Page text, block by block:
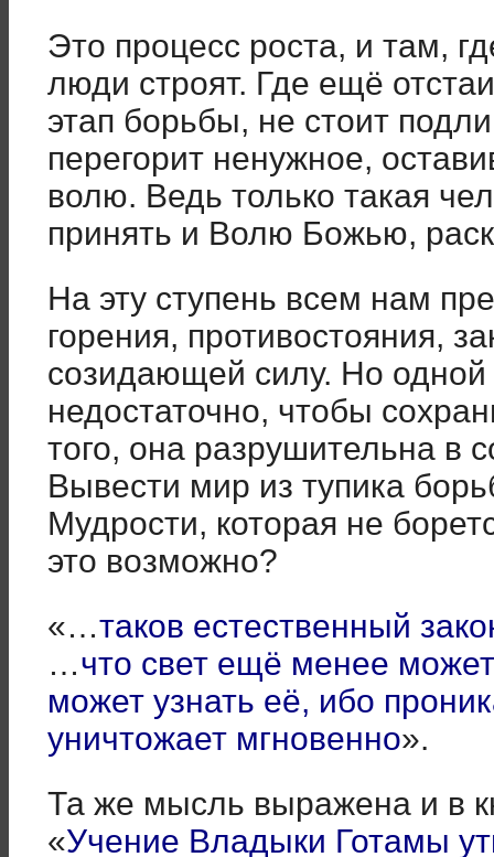
Это процесс роста, и там,
люди строят. Где ещё
этап борьбы, не стоит
перегорит ненужное,
волю. Ведь только такая
принять и Волю Божью,
На эту ступень всем нам
горения, противостояния,
созидающей силу. Но одной
недостаточно, чтобы
того, она разрушительна в
Вывести мир из тупика
Мудрости, которая не
это возможно?
«…таков естественный
…что свет ещё менее
может узнать её, ибо
уничтожает мгновенно».
Та же мысль выражена и в
«Учение Владыки Готамы